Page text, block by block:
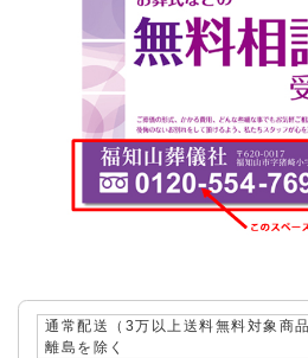
通常配送（3万以上送料無料対象商
離島を除く